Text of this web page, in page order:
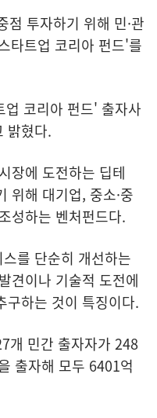
점 투자하기 위해 민·관
타트업 코리아 펀드'를
코리아 펀드' 출자사
밝혔다.
장에 도전하는 딥테
위해 대기업, 중소·중
성하는 벤처펀드다.
를 단순히 개선하는
견이나 기술적 도전에
구하는 것이 특징이다.
개 민간 출자자가 248
출자해 모두 6401억